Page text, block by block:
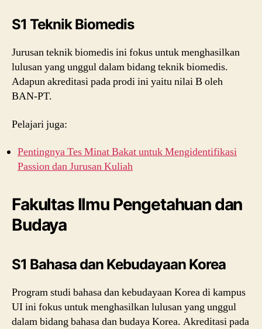
S1 Teknik Biomedis
Jurusan teknik biomedis ini fokus untuk menghasilkan
lulusan yang unggul dalam bidang teknik biomedis.
Adapun akreditasi pada prodi ini yaitu nilai B oleh
BAN-PT.
Pelajari juga:
Pentingnya Tes Minat Bakat untuk Mengidentifikasi
Passion dan Jurusan Kuliah
Fakultas Ilmu Pengetahuan dan
Budaya
S1 Bahasa dan Kebudayaan Korea
Program studi bahasa dan kebudayaan Korea di kampus
UI ini fokus untuk menghasilkan lulusan yang unggul
dalam bidang bahasa dan budaya Korea. Akreditasi pada